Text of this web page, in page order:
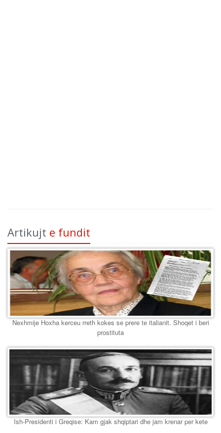
Artikujt e fundit
Nexhmije Hoxha kerceu rreth kokes se prere te italianit. Shoqet i beri
prostituta
Ish-Presidenti i Greqise: Kam gjak shqiptari dhe jam krenar per kete